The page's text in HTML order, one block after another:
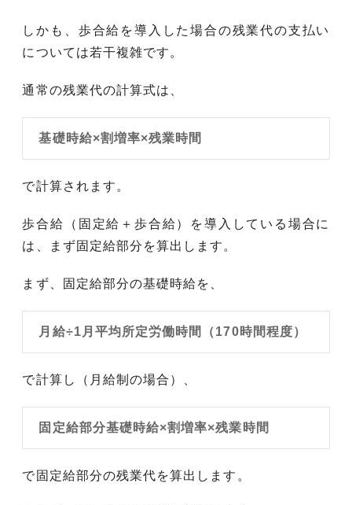
しかも、歩合給を導入した場合の残業代の支払い
については若干複雑です。
通常の残業代の計算式は、
基礎時給×割増率×残業時間
で計算されます。
歩合給（固定給＋歩合給）を導入している場合に
は、まず固定給部分を算出します。
まず、固定給部分の基礎時給を、
月給÷1月平均所定労働時間（170時間程度）
で計算し（月給制の場合）、
固定給部分基礎時給×割増率×残業時間
で固定給部分の残業代を算出します。